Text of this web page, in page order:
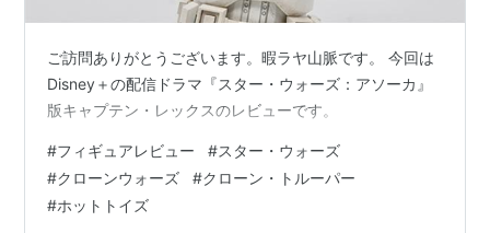
ご訪問ありがとうございます。暇ラヤ山脈です。 今回は
Disney＋の配信ドラマ『スター・ウォーズ：アソーカ』
版キャプテン・レックスのレビューです。
#フィギュアレビュー #スター・ウォーズ
#クローンウォーズ #クローン・トルーパー
#ホットトイズ